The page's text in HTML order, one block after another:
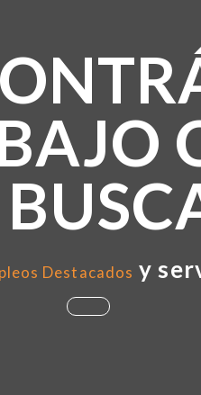
Destacados y